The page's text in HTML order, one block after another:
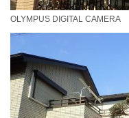
OLYMPUS DIGITAL CAMERA